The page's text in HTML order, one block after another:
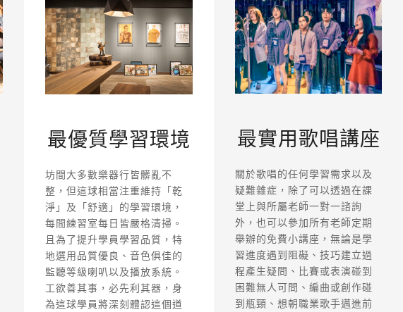
最優質學習環境
坊間大多數樂器行皆髒亂不
整，但這球相當注重維持「乾
淨」及「舒適」的學習環境，
每間練習室每日皆嚴格清掃。
且為了提升學員學習品質，特
地選用品質優良、音色俱佳的
監聽等級喇叭以及播放系統。
工欲善其事，必先利其器，身
為這球學員將深刻體認這個道
最實用歌唱講座
關於歌唱的任何學習需求以及
疑難雜症，除了可以透過在課
堂上與所屬老師一對一諮詢
外，也可以參加所有老師定期
舉辦的免費小講座，無論是學
習進度遇到阻礙、技巧建立過
程產生疑問、比賽或表演碰到
困難無人可問、編曲或創作碰
到瓶頸、想朝職業歌手邁進前